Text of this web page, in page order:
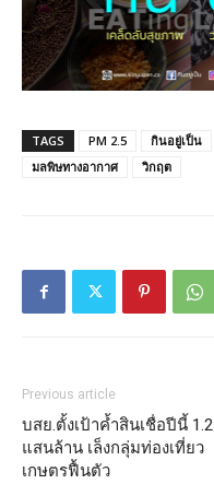
TAGS PM 2.5 กินอยู่เป็น
มลพิษทางอากาศ
วิกฤต
Previous article
บสย.ตั้งเป้าค้ำสินเชื่อปีนี้ 1.2
แสนล้าน เล็งกลุ่มท่องเที่ยว
เกษตรฟื้นตัว